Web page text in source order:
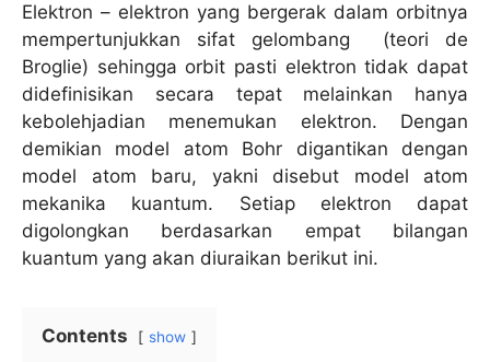
Elektron – elektron yang bergerak dalam orbitnya
mempertunjukkan sifat gelombang (teori de
Broglie) sehingga orbit pasti elektron tidak dapat
didefinisikan secara tepat melainkan hanya
kebolehjadian menemukan elektron. Dengan
demikian model atom Bohr digantikan dengan
model atom baru, yakni disebut model atom
mekanika kuantum. Setiap elektron dapat
digolongkan berdasarkan empat bilangan
kuantum yang akan diuraikan berikut ini.
Contents show